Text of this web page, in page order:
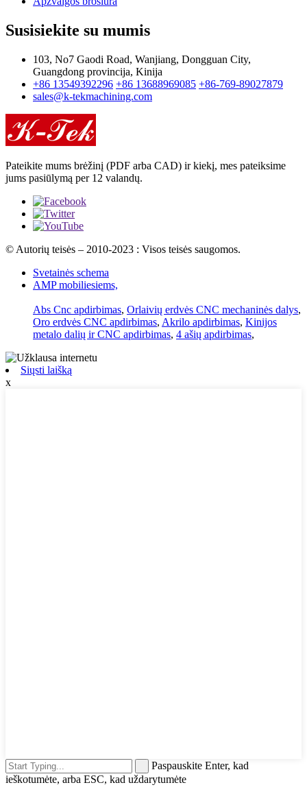
Susisiekite su mumis
103, No7 Gaodi Road, Wanjiang, Dongguan City,
Guangdong provincija, Kinija
+86 13549392296 +86 13688969085 +86-769-89027879
sales@k-tekmachining.com
Pateikite mums brėžinį (PDF arba CAD) ir kiekį, mes pateiksime
jums pasiūlymą per 12 valandų.
© Autorių teisės – 2010-2023 : Visos teisės saugomos.
Svetainės schema
AMP mobiliesiems,
Abs Cnc apdirbimas, Orlaivių erdvės CNC mechaninės dalys,
Oro erdvės CNC apdirbimas, Akrilo apdirbimas, Kinijos
metalo dalių ir CNC apdirbimas, 4 ašių apdirbimas,
Siųsti laišką
x
Paspauskite Enter, kad
ieškotumėte, arba ESC, kad uždarytumėte